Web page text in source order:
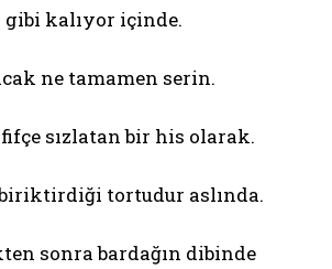
gibi kalıyor içinde.
ne tamamen serin.
sızlatan bir his olarak.
tortudur aslında.
sonra bardağın dibinde